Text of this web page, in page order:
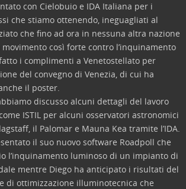
con Cielobuio e IDA Italiana per i
che stiamo ottenendo, ineguagliati al
che fino ad ora in nessuna altra nazione
così forte contro l’inquinamento
i complimenti a Venetostellato per
del convegno di Venezia, di cui ha
il poster.
discusso alcuni dettagli del lavoro
ISTIL per alcuni osservatori astronomici
il Palomar e Mauna Kea tramite l’IDA.
il suo nuovo software Roadpoll che
l’inquinamento luminoso di un impianto di
mentre Diego ha anticipato i risultati del
di ottimizzazione illuminotecnica che